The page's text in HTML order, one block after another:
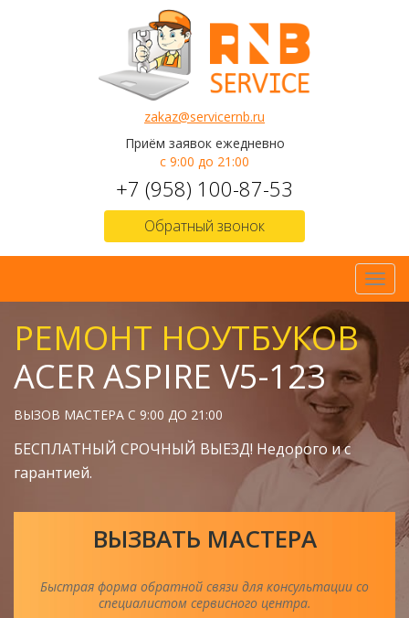
zakaz@servicernb.ru
Приём заявок ежедневно
с 9:00 до 21:00
+7 (958) 100-87-53
Обратный звонок
РЕМОНТ НОУТБУКОВ
ACER ASPIRE V5-123
ВЫЗОВ МАСТЕРА С 9:00 ДО 21:00
БЕСПЛАТНЫЙ СРОЧНЫЙ ВЫЕЗД! Недорого и с
гарантией.
ВЫЗВАТЬ МАСТЕРА
Быстрая форма обратной связи для консультации со
специалистом сервисного центра.